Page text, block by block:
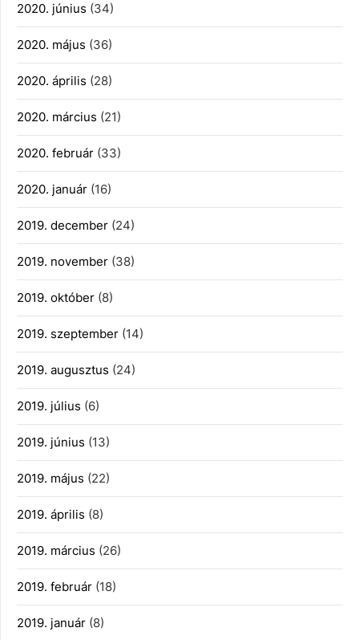
2020. június (34)
2020. május (36)
2020. április (28)
2020. március (21)
2020. február (33)
2020. január (16)
2019. december (24)
2019. november (38)
2019. október (8)
2019. szeptember (14)
2019. augusztus (24)
2019. július (6)
2019. június (13)
2019. május (22)
2019. április (8)
2019. március (26)
2019. február (18)
2019. január (8)